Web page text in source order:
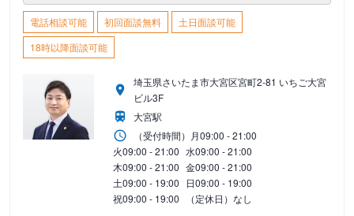
電話相談可能 初回面談無料
土日面談可能
18時以降面談可能
埼玉県さいたま市大宮区宮町2-81 いちご大宮
ビル3F
大宮駅
（受付時間） 月09:00 - 21:00
火09:00 - 21:00 水09:00 - 21:00
木09:00 - 21:00 金09:00 - 21:00
土09:00 - 19:00 日09:00 - 19:00
祝09:00 - 19:00 （定休日）なし